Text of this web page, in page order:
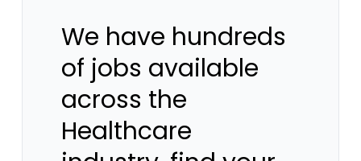
We have hundreds
of jobs available
across the
Healthcare